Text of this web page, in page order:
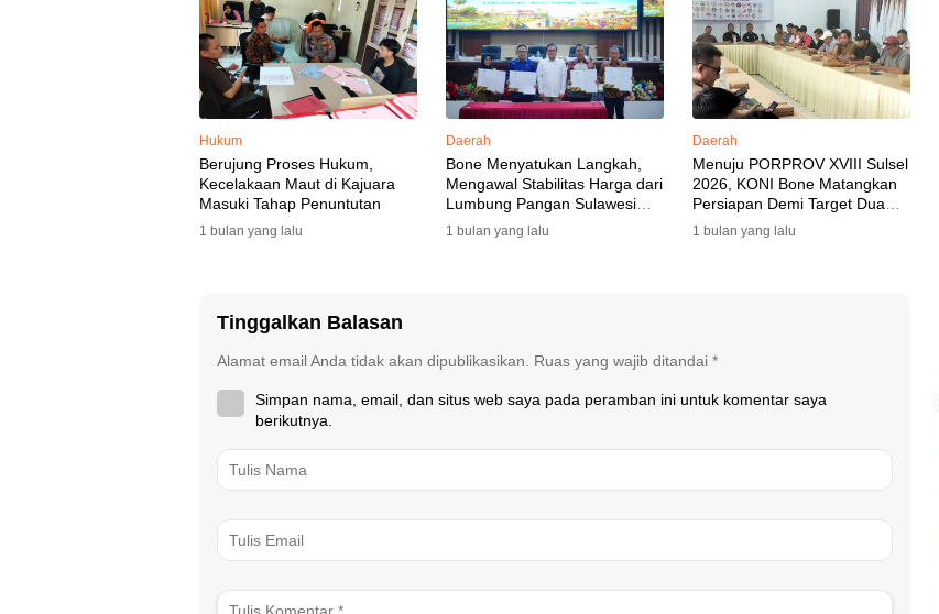
Akomodasi Rampung
Hukum
Berujung Proses Hukum,
Kecelakaan Maut di Kajuara
Masuki Tahap Penuntutan
1 bulan yang lalu
Daerah
Bone Menyatukan Langkah,
Mengawal Stabilitas Harga dari
Lumbung Pangan Sulawesi
Selatan
1 bulan yang lalu
Daerah
Menuju PORPROV XVIII Sulsel
2026, KONI Bone Matangkan
Persiapan Demi Target Dua
Besar
1 bulan yang lalu
Tinggalkan Balasan
Alamat email Anda tidak akan dipublikasikan. Ruas yang wajib ditandai *
Simpan nama, email, dan situs web saya pada peramban ini untuk komentar saya
berikutnya.